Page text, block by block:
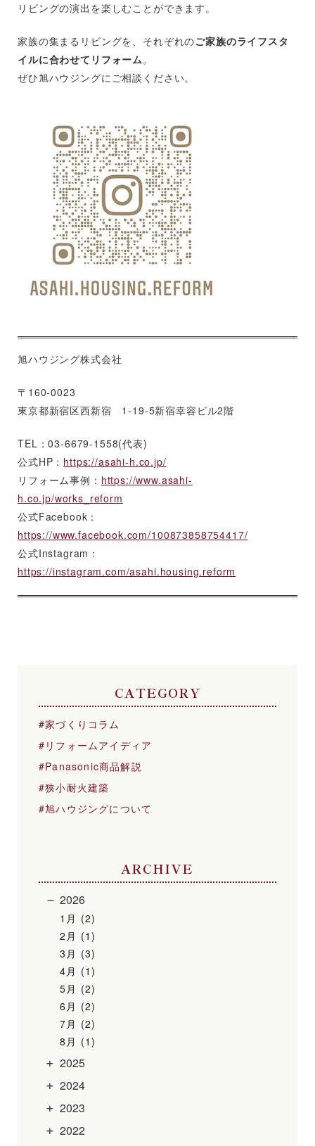
CATEGORY
家づくりコラム
リフォームアイディア
Panasonic商品解説
狭小耐火建築
旭ハウジングについて
ARCHIVE
2026
1月 (2)
2月 (1)
3月 (3)
4月 (1)
5月 (2)
6月 (2)
7月 (2)
8月 (1)
2025
2024
2023
2022
リビングの演出を楽しむことができます。
家族の集まるリビングを、それぞれのご家族のライフスタ
イルに合わせてリフォーム。
ぜひ旭ハウジングにご相談ください。
旭ハウジング株式会社
〒160-0023
東京都新宿区西新宿 1-19-5新宿幸容ビル2階
TEL：03-6679-1558(代表)
公式HP： https://asahi-h.co.jp/
リフォーム事例： https://www.asahi-
h.co.jp/works_reform
公式Facebook：
https://www.facebook.com/100873858754417/
公式Instagram：
https://instagram.com/asahi.housing.reform